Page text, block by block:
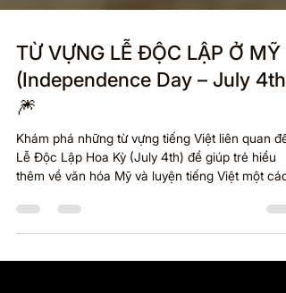
TỪ VỰNG LỄ ĐỘC LẬP Ở MỸ
(Independence Day – July 4th)
🎆
Lễ Độc Lập Hoa Kỳ (July 4th) để giúp trẻ hiểu
thêm về văn hóa Mỹ và luyện tiếng Việt một